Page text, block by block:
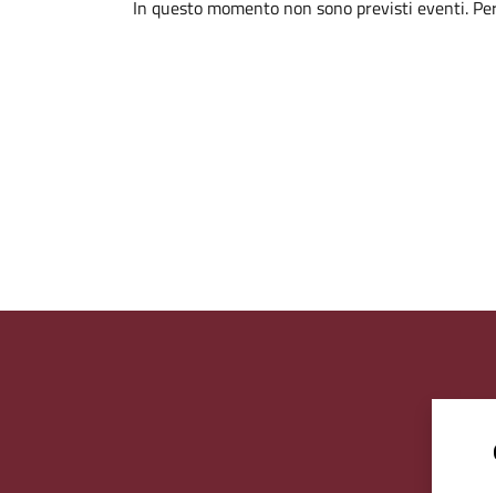
In questo momento non sono previsti eventi.